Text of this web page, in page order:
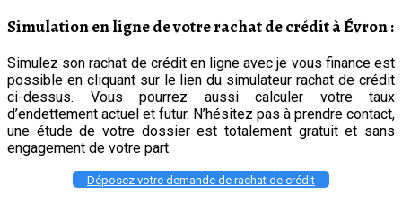
Simulation en ligne de votre rachat de crédit à Évron :
Simulez son rachat de crédit en ligne avec je vous finance est
possible en cliquant sur le lien du simulateur rachat de crédit
ci-dessus. Vous pourrez aussi calculer votre taux
d’endettement actuel et futur. N’hésitez pas à prendre contact,
une étude de votre dossier est totalement gratuit et sans
engagement de votre part.
Déposez votre demande de rachat de crédit